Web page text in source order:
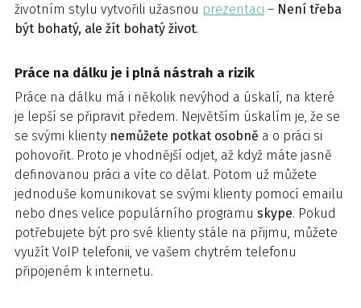
životním stylu vytvořili užasnou prezentaci – Není třeba
být bohatý, ale žít bohatý život.
Práce na dálku je i plná nástrah a rizik
Práce na dálku má i několik nevýhod a úskalí, na které
je lepší se připravit předem. Největším úskalím je, že se
se svými klienty nemůžete potkat osobně a o práci si
pohovořit. Proto je vhodnější odjet, až když máte jasně
definovanou práci a víte co dělat. Potom už můžete
jednoduše komunikovat se svými klienty pomocí emailu
nebo dnes velice populárního programu skype. Pokud
potřebujete být pro své klienty stále na přijmu, můžete
využít VoIP telefonii, ve vašem chytrém telefonu
připojeném k internetu.